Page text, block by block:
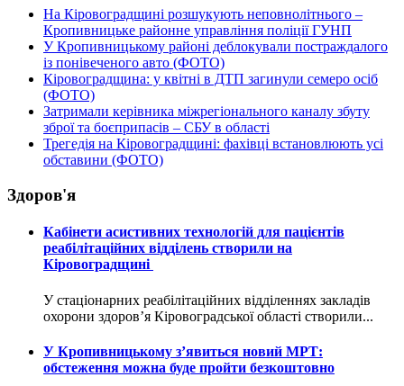
На Кіровоградщині розшукують неповнолітнього –
Кропивницьке районне управління поліції ГУНП
У Кропивницькому районі деблокували постраждалого
із понівеченого авто (ФОТО)
Кіровоградщина: у квітні в ДТП загинули семеро осіб
(ФОТО)
Затримали керівника міжрегіонального каналу збуту
зброї та боєприпасів – СБУ в області
Трегедія на Кіровоградщині: фахівці встановлюють усі
обставини (ФОТО)
Здоров'я
Кабінети асистивних технологій для пацієнтів
реабілітаційних відділень створили на
Кіровоградщині
У стаціонарних реабілітаційних відділеннях закладів
охорони здоров’я Кіровоградської області створили...
У Кропивницькому з’явиться новий МРТ:
обстеження можна буде пройти безкоштовно